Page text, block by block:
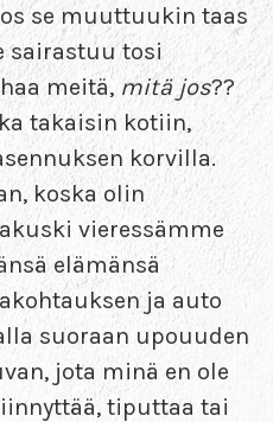
se muuttuukin taas
sairastuu tosi
meitä, mitä jos??
takaisin kotiin,
korvilla.
koska olin
vieressämme
elämänsä
ja auto
suoraan upouuden
jota minä en ole
tiputtaa tai